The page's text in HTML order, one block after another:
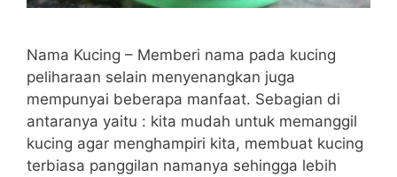
Nama Kucing – Memberi nama pada kucing
peliharaan selain menyenangkan juga
mempunyai beberapa manfaat. Sebagian di
antaranya yaitu : kita mudah untuk memanggil
kucing agar menghampiri kita, membuat kucing
terbiasa panggilan namanya sehingga lebih